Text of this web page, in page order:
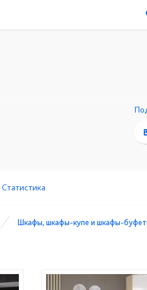
Статистика
Шкафы, шкафы-купе и шкафы-